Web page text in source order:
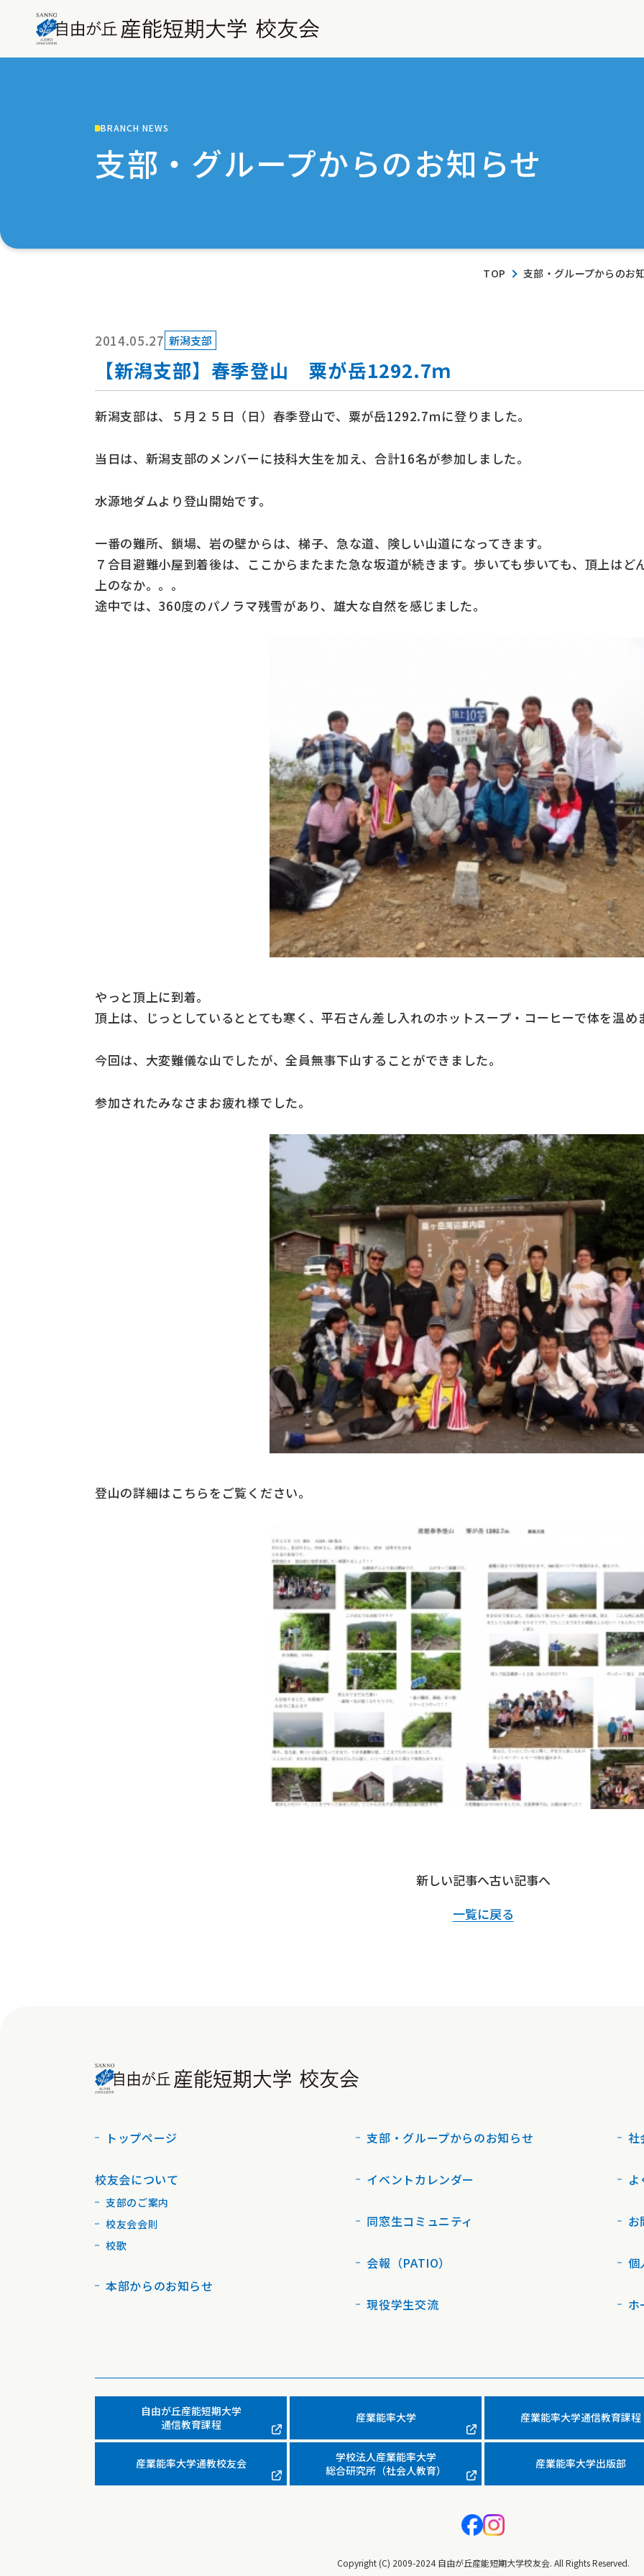
BRANCH NEWS
支部・グループからのお知らせ
TOP 支部・グループからのお
2014.05.27 新潟支部
【新潟支部】春季登山 粟が岳1292.7ｍ
新潟支部は、５月２５日（日）春季登山で、粟が岳1292.7ｍに登りました。
当日は、新潟支部のメンバーに技科大生を加え、合計16名が参加しました。
水源地ダムより登山開始です。
一番の難所、鎖場、岩の壁からは、梯子、急な道、険しい山道になってきます。
７合目避難小屋到着後は、ここからまたまた急な坂道が続きます。歩いても歩いても、頂上は
上のなか。。。
途中では、360度のパノラマ残雪があり、雄大な自然を感じました。
やっと頂上に到着。
頂上は、じっとしているととても寒く、平石さん差し入れのホットスープ・コーヒーで体を温め
今回は、大変難儀な山でしたが、全員無事下山することができました。
参加されたみなさまお疲れ様でした。
登山の詳細はこちらをご覧ください。
新しい記事へ古い記事へ
一覧に戻る
トップページ
校友会について
支部のご案内
校友会会則
校歌
本部からのお知らせ
支部・グループからのお知らせ
イベントカレンダー
同窓生コミュニティ
会報（PATIO）
現役学生交流
社
お
個
ホ
自由が丘産能短期大学
通信教育課程
産業能率大学 産業能率大学通信教育課程
産業能率大学通教校友会
学校法人産業能率大学
総合研究所（社会人教育）
産業能率大学出版部
Copyright (C) 2009-2024 自由が丘産能短期大学校友会. All Rights Reserved.